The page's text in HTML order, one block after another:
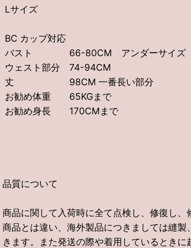
Lサイズ
BC カップ対応
バスト 66-80CM アンダーサイズ
ウェスト部分 74-94CM
丈 98CM 一番長い部分
お勧め体重 65KGまで
お勧め身長 170CMまで
品質について
商品に関して入荷時に全て点検し、修復し
商品とは違い、海外製品につきましては縫
きます。また発送の際や着用しているとき